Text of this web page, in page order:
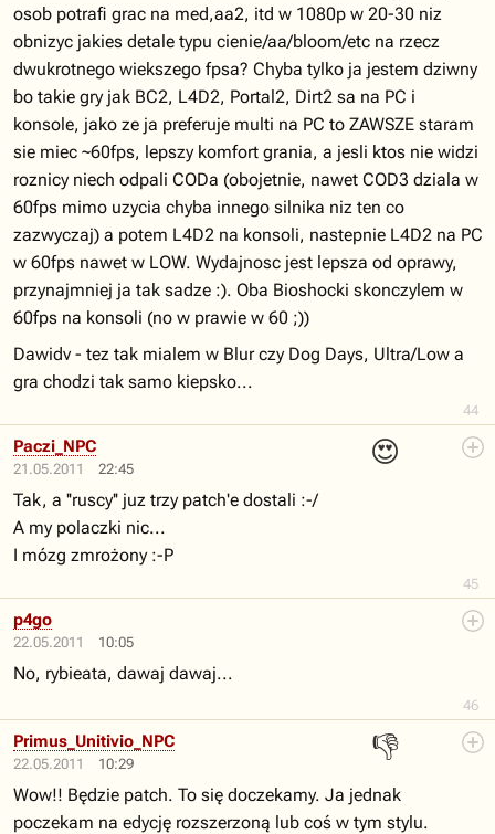
44
osob potrafi grac na med,aa2, itd w 1080p w 20-30 niz
obnizyc jakies detale typu cienie/aa/bloom/etc na rzecz
dwukrotnego wiekszego fpsa? Chyba tylko ja jestem dziwny
bo takie gry jak BC2, L4D2, Portal2, Dirt2 sa na PC i
konsole, jako ze ja preferuje multi na PC to ZAWSZE staram
sie miec ~60fps, lepszy komfort grania, a jesli ktos nie widzi
roznicy niech odpali CODa (obojetnie, nawet COD3 dziala w
60fps mimo uzycia chyba innego silnika niz ten co
zazwyczaj) a potem L4D2 na konsoli, nastepnie L4D2 na PC
w 60fps nawet w LOW. Wydajnosc jest lepsza od oprawy,
przynajmniej ja tak sadze :). Oba Bioshocki skonczylem w
60fps na konsoli (no w prawie w 60 ;))
Dawidv - tez tak mialem w Blur czy Dog Days, Ultra/Low a
gra chodzi tak samo kiepsko...
21.05.2011 22:45
😍
45
Paczi_NPC
Tak, a ''ruscy'' juz trzy patch'e dostali :-/
A my polaczki nic...
I mózg zmrożony :-P
22.05.2011 10:05
46
p4go
No, rybieata, dawaj dawaj...
22.05.2011 10:29
👎
Primus_Unitivio_NPC
Wow!! Będzie patch. To się doczekamy. Ja jednak
poczekam na edycję rozszerzoną lub coś w tym stylu.